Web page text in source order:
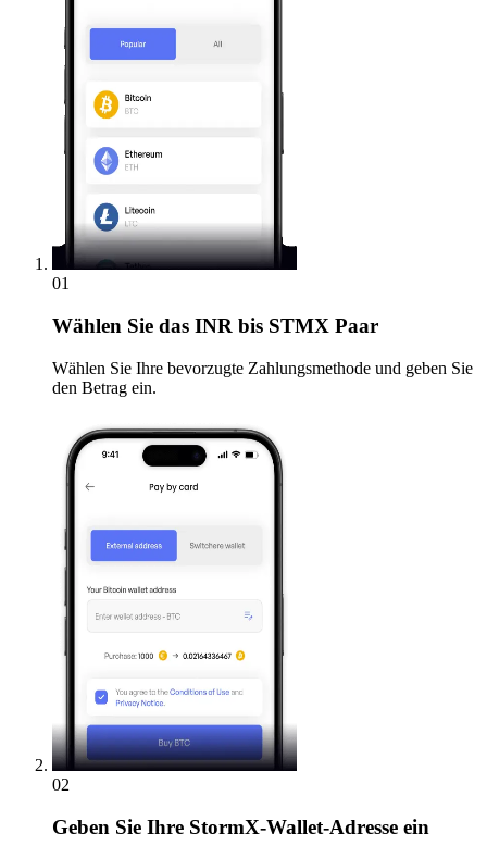
01
Wählen Sie das INR bis STMX Paar
Wählen Sie Ihre bevorzugte Zahlungsmethode und geben Sie
den Betrag ein.
02
Geben Sie Ihre StormX-Wallet-Adresse ein